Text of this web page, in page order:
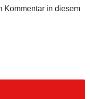
Kommentar in diesem